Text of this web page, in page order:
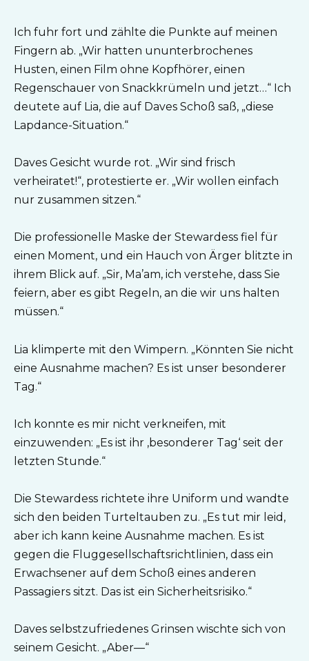
Ich fuhr fort und zählte die Punkte auf meinen
Fingern ab. „Wir hatten ununterbrochenes
Husten, einen Film ohne Kopfhörer, einen
Regenschauer von Snackkrümeln und jetzt…“ Ich
deutete auf Lia, die auf Daves Schoß saß, „diese
Lapdance-Situation.“
Daves Gesicht wurde rot. „Wir sind frisch
verheiratet!“, protestierte er. „Wir wollen einfach
nur zusammen sitzen.“
Die professionelle Maske der Stewardess fiel für
einen Moment, und ein Hauch von Ärger blitzte in
ihrem Blick auf. „Sir, Ma’am, ich verstehe, dass Sie
feiern, aber es gibt Regeln, an die wir uns halten
müssen.“
Lia klimperte mit den Wimpern. „Könnten Sie nicht
eine Ausnahme machen? Es ist unser besonderer
Tag.“
Ich konnte es mir nicht verkneifen, mit
einzuwenden: „Es ist ihr ‚besonderer Tag‘ seit der
letzten Stunde.“
Die Stewardess richtete ihre Uniform und wandte
sich den beiden Turteltauben zu. „Es tut mir leid,
aber ich kann keine Ausnahme machen. Es ist
gegen die Fluggesellschaftsrichtlinien, dass ein
Erwachsener auf dem Schoß eines anderen
Passagiers sitzt. Das ist ein Sicherheitsrisiko.“
Daves selbstzufriedenes Grinsen wischte sich von
seinem Gesicht. „Aber—“